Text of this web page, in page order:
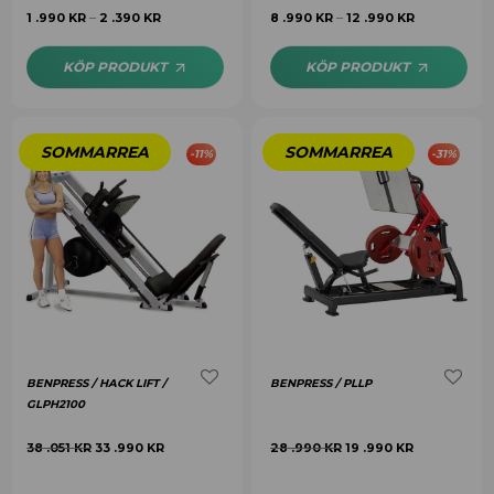
Betygsatt
5.00
1 .990 KR – 2 .390 KR
KÖP PRODUKT
Betygsatt 5.00
8 .990 KR – 12 .990 KR
KÖP PRODUKT
-11%
BENPRESS / HACK LIFT /
GLPH2100
38 .051KR 33 .990 KR
-31%
BENPRESS / PLLP
28 .990KR 19 .990 KR